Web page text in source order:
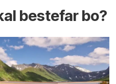
bestefar bo?